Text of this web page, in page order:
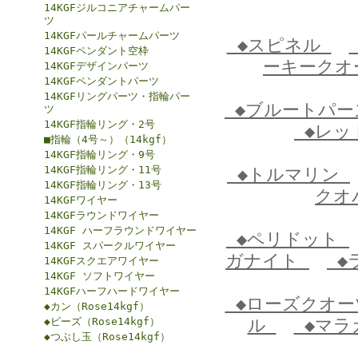
14KGFジルコニアチャームパー
ツ
14KGFパールチャームパーツ
14KGFペンダント空枠
14KGFデザインパーツ
14KGFペンダントパーツ
14KGFリングパーツ・指輪パー
ツ
14KGF指輪リング・2号
■指輪（4号～）（14kgf）
14KGF指輪リング・9号
14KGF指輪リング・11号
14KGF指輪リング・13号
14KGFワイヤー
14KGFラウンドワイヤー
14KGF ハーフラウンドワイヤー
14KGF スパークルワイヤー
14KGFスクエアワイヤー
14KGF ソフトワイヤー
14KGFハーフハードワイヤー
◆カン（Rose14kgf）
◆ビーズ（Rose14kgf）
◆つぶし玉（Rose14kgf）
◆スピネル
ーキーク
◆ブルートパ
◆レ
◆トルマリン
ク
◆ペリドット
ガナイト
◆
◆ローズクオ
ル
◆マ